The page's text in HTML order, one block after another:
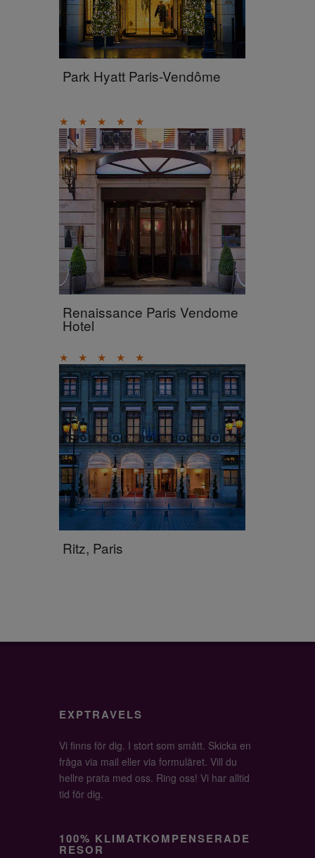
Park Hyatt Paris-Vendôme
★ ★ ★ ★ ★
Renaissance Paris Vendome
Hotel
★ ★ ★ ★ ★
Ritz, Paris
EXPTRAVELS
Vi finns för dig. I stort som smått. Skicka en
fråga via mail eller via formuläret. Vill du
hellre prata med oss. Ring oss! Vi har alltid
tid för dig.
100% KLIMATKOMPENSERADE
RESOR